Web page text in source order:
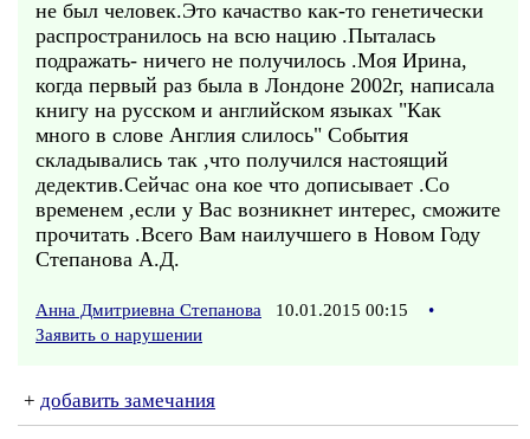
не был человек.Это качаство как-то генетически
распространилось на всю нацию .Пыталась
подражать- ничего не получилось .Моя Ирина,
когда первый раз была в Лондоне 2002г, написала
книгу на русском и английском языках "Как
много в слове Англия слилось" События
складывались так ,что получился настоящий
дедектив.Сейчас она кое что дописывает .Со
временем ,если у Вас возникнет интерес, сможите
прочитать .Всего Вам наилучшего в Новом Году
Степанова А.Д.
Анна Дмитриевна Степанова 10.01.2015 00:15
•
Заявить о нарушении
+ добавить замечания